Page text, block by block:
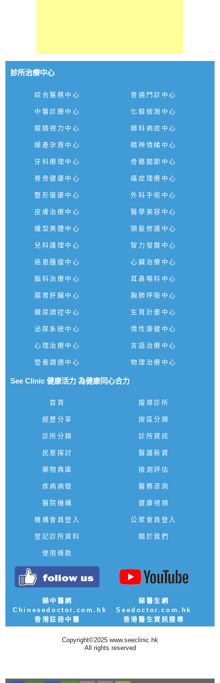
診所治療中心
綜合醫務中心 普通門診中心
中醫診療中心 化驗檢測中心
眼睛視力中心 婦科病症中心
婦產孕育中心 精神情緒中心
牙科療理中心 骨骼關節中心
脊骨健康中心 痛症理療中心
整形復康中心 外科手術中心
皮膚治療中心 醫學美容中心
纖型美體中心 頭髮修護中心
兒科護理中心 智力發展中心
癌患腫瘤中心 心臟治療中心
腦科治療中心 耳鼻喉科中心
腸胃肝臟中心 胸肺呼吸中心
糖尿調控中心 生育計畫中心
泌尿系統中心 情性康健中心
心理治療中心 言語治療中心
營養調適中心 物理治療中心
See Clinic 健康活力 為健康同心合力
首頁 搜尋診所
經歷分享 按區分類
診所分類 診所資訊
民意探討 醫護新資
藥物典庫 檢測評估
疾病病徵 醫務咨詢
醫院機構 健康視頻
機構會員登入 公眾會員登入
登記診所資料 關於我們
使用條款
睇中醫網
Chinesedoctor.com.hk
香港註冊中醫
睇醫生網
Seedoctor.com.hk
香港醫生資訊搜尋
Copyright©2025 www.seeclinic.hk
All rights reserved